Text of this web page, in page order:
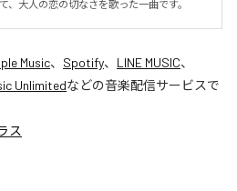
、大人の恋の切なさを歌った一曲です。
Music、 Spotify、 LINE MUSIC、
Unlimitedなどの音楽配信サービスで
ス